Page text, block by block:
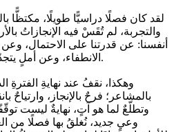
لقد كان فصلًا دراسيًّا طويلًا، مكتظًّا
والتجربة، لم تُقَسْ فيه الإنجازاتُ
أنفسنا: عن قدرتنا على الاحتمال،
الانطفاء، وعن أملٍ يتجدّد كلّما ظننّا أنّ التعبَ قد غلبنا.
وهكذا، نقفُ عند نهايةِ الفترةِ
بالمشاعر؛ فرحٌ بالإنجاز، وارتياحٌ
وتطلّعٌ لما هو آتٍ، نهايةٌ ليست
وعيٍ جديد، نُغلقُ بها فصلًا من